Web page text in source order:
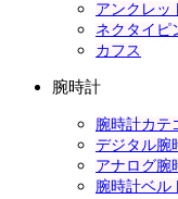
アンクレッ
ネクタイピ
カフス
腕時計
腕時計カテ
デジタル腕
アナログ腕
腕時計ベル